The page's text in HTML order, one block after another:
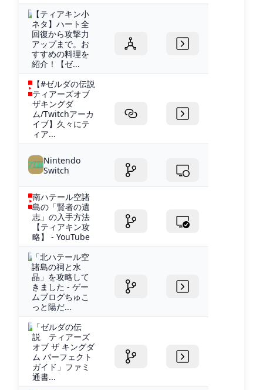
【ティアキン小
ネタ】ハート全
回復から攻撃力
アップまで。お
すすめの料理を
紹介！【ゼ...
【#ゼルダの伝説
ティアーズオブ
ザキングダ
ム/Twitchアーカ
イブ】久々にテ
ィア...
Nintendo
Switch
南ハテール空諸
島の「賢者の遺
志」の入手方法
【ティアキン攻
略】 - YouTube
「北ハテール空
諸島の祠と水
晶」を攻略して
きました - ゲー
ムブログちゅこ
っと陽だ...
「ゼルダの伝
説 ティアーズ
オブ ザ キングダ
ム パーフェクト
ガイド」ファミ
通書...